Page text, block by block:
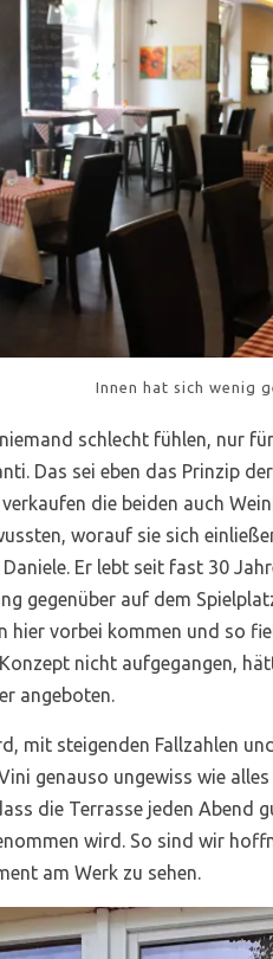
Innen hat sich wenig
schlecht fühlen, nur
Das sei eben das Prinzip
die beiden auch
worauf sie sich
Er lebt seit fast 30
gegenüber auf dem
hier vorbei kommen und so
nicht aufgegangen,
angeboten.
mit steigenden Fallzahlen
genauso ungewiss wie
die Terrasse jeden Abend
wird. So sind wir
am Werk zu sehen.